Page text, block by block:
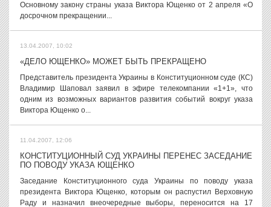
Основному закону страны указа Виктора Ющенко от 2 апреля «О
досрочном прекращении...
13.04.2007, 10:02
«ДЕЛО ЮЩЕНКО» МОЖЕТ БЫТЬ ПРЕКРАЩЕНО
Представитель президента Украины в Конституционном суде (КС)
Владимир Шаповал заявил в эфире телекомпании «1+1», что
одним из возможных вариантов развития событий вокруг указа
Виктора Ющенко о...
11.04.2007, 12:06
КОНСТИТУЦИОННЫЙ СУД УКРАИНЫ ПЕРЕНЕС ЗАСЕДАНИЕ
ПО ПОВОДУ УКАЗА ЮЩЕНКО
Заседание Конституционного суда Украины по поводу указа
президента Виктора Ющенко, которым он распустил Верховную
Раду и назначил внеочередные выборы, переносится на 17